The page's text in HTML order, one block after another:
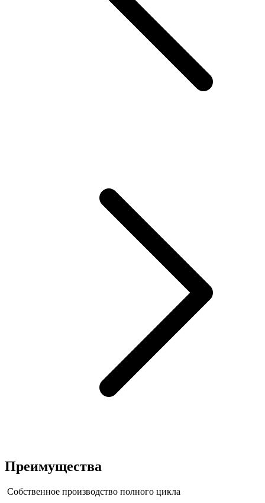
Преимущества
Собственное производство полного цикла